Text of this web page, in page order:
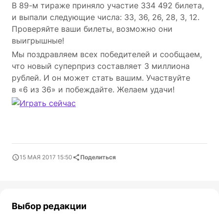
В 89-м тираже приняло участие 334 492 билета,
и выпали следующие числа: 33, 36, 26, 28, 3, 12.
Проверяйте ваши билеты, возможно они
выигрышные!
Мы поздравляем всех победителей и сообщаем,
что новый суперприз составляет 3 миллиона
рублей. И он может стать вашим. Участвуйте
в «6 из 36» и побеждайте. Желаем удачи!
15 МАЯ 2017 15:50 Поделиться
Выбор редакции